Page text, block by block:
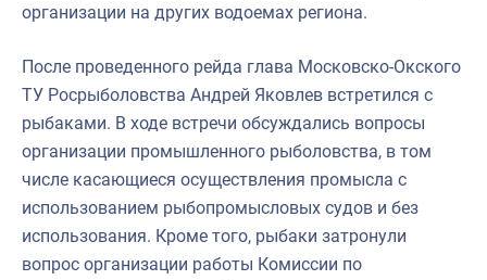
организации на других водоемах региона.
После проведенного рейда глава Московско-Окского
ТУ Росрыболовства Андрей Яковлев встретился с
рыбаками. В ходе встречи обсуждались вопросы
организации промышленного рыболовства, в том
числе касающиеся осуществления промысла с
использованием рыбопромысловых судов и без
использования. Кроме того, рыбаки затронули
вопрос организации работы Комиссии по